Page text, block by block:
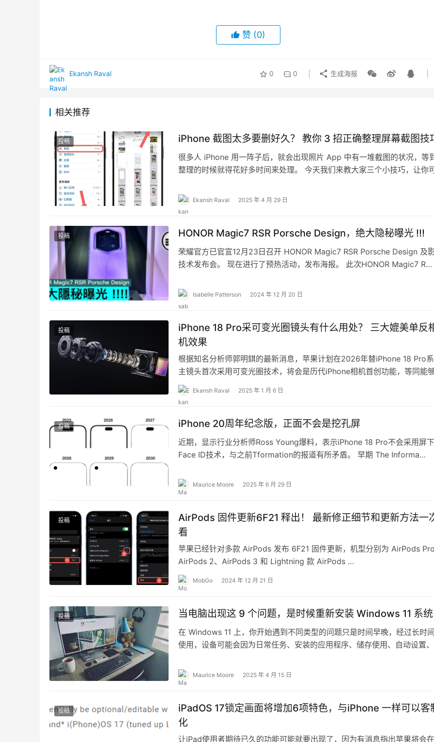
赞 (0)
Ekansh Raval 0 0 生成海报
相关推荐
投稿 iPhone 截图太多要删好久？ 教你 3 招正确整理屏幕截图技
很多人 iPhone 用一阵子后，就会出现照片 App 中有一堆截图的状况，等
整理的时候就得花好多时间来处理。 今天我们来教大家三个小技巧，让你
Ekansh Raval 2025 年 4 月 29 日
投稿 HONOR Magic7 RSR Porsche Design，绝大隐秘曝光 !!!
荣耀官方已官宣12月23日召开 HONOR Magic7 RSR Porsche Design 及
技术发布会。 现在进行了预热活动，发布海报。 此次HONOR Magic7 R…
Isabelle Patterson 2024 年 12 月 20 日
投稿
iPhone 18 Pro采可变光圈镜头有什么用处？ 三大媲美单反
机效果
根据知名分析师郭明錤的最新消息，苹果计划在2026年替iPhone 18 Pro
主镜头首次采用可变光圈技术，将会是历代iPhone相机首创功能，等同能
48 MP的Fusio…
Ekansh Raval 2025 年 1 月 6 日
投稿 iPhone 20周年纪念版，正面不会是挖孔屏
近期，显示行业分析师Ross Young爆料，表示iPhone 18 Pro不会采用屏下
Face ID技术，与之前Tformation的报道有所矛盾。 早期 The Informa…
Maurice Moore 2025 年 6 月 29 日
投稿
AirPods 固件更新6F21 释出！ 最新修正细节和更新方法一
看
苹果已经针对多款 AirPods 发布 6F21 固件更新，机型分别为 AirPods
AirPods 2、AirPods 3 和 Lightning 款 AirPods …
MobGo 2024 年 12 月 21 日
投稿 当电脑出现这 9 个问题，是时候重新安装 Windows 11 系
在 Windows 11 上，你开始遇到不同类型的问题只是时间早晚，经过长时
使用，设备可能会因为日常任务、安装的应用程序、储存使用、自动设置
Maurice Moore 2025 年 4 月 15 日
投稿
iPadOS 17锁定画面将增加6项特色，与iPhone 一样可以客
化
让iPad使用者期待已久的功能可能就要出现了，因为有消息指出苹果将会在